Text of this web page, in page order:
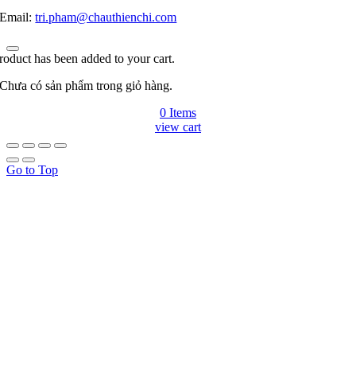
Email:tri.pham@chauthienchi.com
has been added to your cart.
Chưa có sản phẩm trong giỏ hàng.
0 Items
view cart
Go to Top